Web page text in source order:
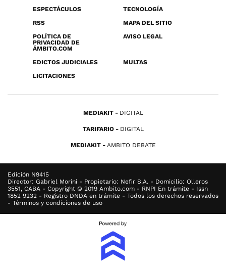
ESPECTÁCULOS
TECNOLOGÍA
RSS
MAPA DEL SITIO
POLÍTICA DE
PRIVACIDAD DE
ÁMBITO.COM
AVISO LEGAL
EDICTOS JUDICIALES
MULTAS
LICITACIONES
MEDIAKIT DIGITAL
TARIFARIO DIGITAL
MEDIAKIT AMBITO DEBATE
Edición N9415
Director: Gabriel Morini - Propietario: Nefir S.A. - Domicilio: Olleros
3551, CABA - Copyright © 2019 Ambito.com - RNPI En trámite - Issn
1852 9232 - Registro DNDA en trámite - Todos los derechos reservados
- Términos y condiciones de uso